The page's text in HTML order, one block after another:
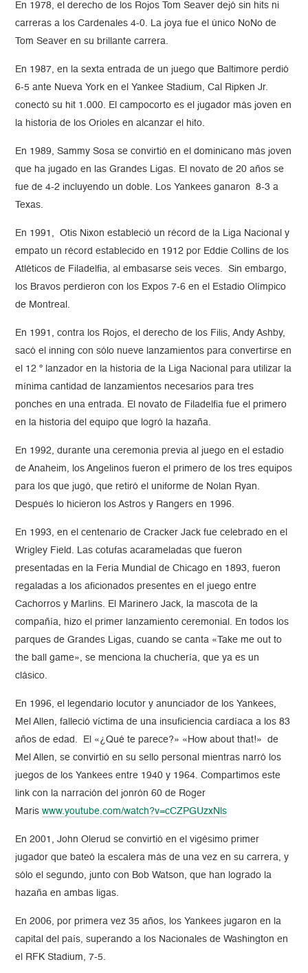
En 1978, el derecho de los Rojos Tom Seaver dejó sin hits ni
carreras a los Cardenales 4-0. La joya fue el único NoNo de
Tom Seaver en su brillante carrera.
En 1987, en la sexta entrada de un juego que Baltimore perdió
6-5 ante Nueva York en el Yankee Stadium, Cal Ripken Jr.
conectó su hit 1.000. El campocorto es el jugador más joven en
la historia de los Orioles en alcanzar el hito.
En 1989, Sammy Sosa se convirtió en el dominicano más joven
que ha jugado en las Grandes Ligas. El novato de 20 años se
fue de 4-2 incluyendo un doble. Los Yankees ganaron 8-3 a
Texas.
En 1991, Otis Nixon estableció un récord de la Liga Nacional y
empato un récord establecido en 1912 por Eddie Collins de los
Atléticos de Filadelfia, al embasarse seis veces. Sin embargo,
los Bravos perdieron con los Expos 7-6 en el Estadio Olímpico
de Montreal.
En 1991, contra los Rojos, el derecho de los Filis, Andy Ashby,
sacó el inning con sólo nueve lanzamientos para convertirse en
el 12 º lanzador en la historia de la Liga Nacional para utilizar la
mínima cantidad de lanzamientos necesarios para tres
ponches en una entrada. El novato de Filadelfia fue el primero
en la historia del equipo que logró la hazaña.
En 1992, durante una ceremonia previa al juego en el estadio
de Anaheim, los Angelinos fueron el primero de los tres equipos
para los que jugó, que retiró el uniforme de Nolan Ryan.
Después lo hicieron los Astros y Rangers en 1996.
En 1993, en el centenario de Cracker Jack fue celebrado en el
Wrigley Field. Las cotufas acarameladas que fueron
presentadas en la Feria Mundial de Chicago en 1893, fueron
regaladas a los aficionados presentes en el juego entre
Cachorros y Marlins. El Marinero Jack, la mascota de la
compañía, hizo el primer lanzamiento ceremonial. En todos los
parques de Grandes Ligas, cuando se canta «Take me out to
the ball game», se menciona la chuchería, que ya es un
clásico.
En 1996, el legendario locutor y anunciador de los Yankees,
Mel Allen, falleció víctima de una insuficiencia cardíaca a los 83
años de edad. El «¿Qué te parece?» «How about that!» de
Mel Allen, se convirtió en su sello personal mientras narró los
juegos de los Yankees entre 1940 y 1964. Compartimos este
link con la narración del jonrón 60 de Roger
Mariswww.youtube.com/watch?v=cCZPGUzxNls
En 2001, John Olerud se convirtió en el vigésimo primer
jugador que bateó la escalera más de una vez en su carrera, y
sólo el segundo, junto con Bob Watson, que han logrado la
hazaña en ambas ligas.
En 2006, por primera vez 35 años, los Yankees jugaron en la
capital del país, superando a los Nacionales de Washington en
el RFK Stadium, 7-5.